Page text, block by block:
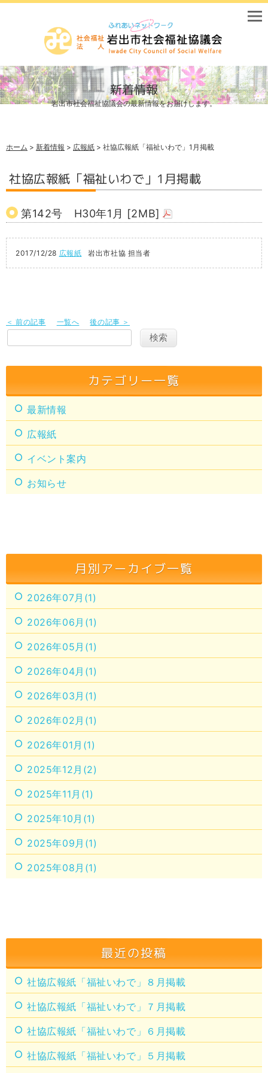
新着情報
岩出市社会福祉協議会の最新情報をお届けします。
ホーム > 新着情報 > 広報紙 > 社協広報紙「福祉いわで」1月掲載
社協広報紙「福祉いわで」1月掲載
第142号 H30年1月 [2MB]
2017/12/28 広報紙 岩出市社協 担当者
＜ 前の記事 一覧へ 後の記事 ＞
カテゴリー一覧
最新情報
広報紙
イベント案内
お知らせ
月別アーカイブ一覧
2026年07月(1)
2026年06月(1)
2026年05月(1)
2026年04月(1)
2026年03月(1)
2026年02月(1)
2026年01月(1)
2025年12月(2)
2025年11月(1)
2025年10月(1)
2025年09月(1)
2025年08月(1)
最近の投稿
社協広報紙「福祉いわで」８月掲載
社協広報紙「福祉いわで」７月掲載
社協広報紙「福祉いわで」６月掲載
社協広報紙「福祉いわで」５月掲載